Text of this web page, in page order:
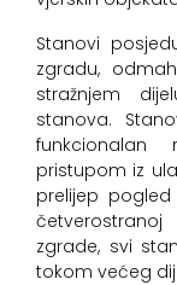
Stanovi
zgradu,
stražnjem
stanova.
funkcionalan
pristupom iz
prelijep
zgrade, svi
tokom većeg